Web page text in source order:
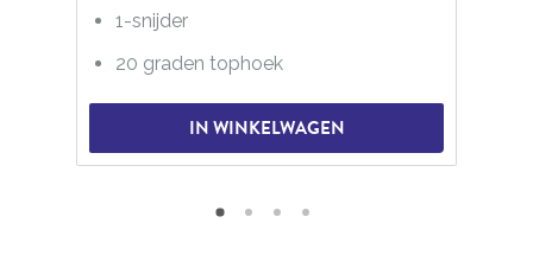
1-snijder
20 graden tophoek
IN WINKELWAGEN